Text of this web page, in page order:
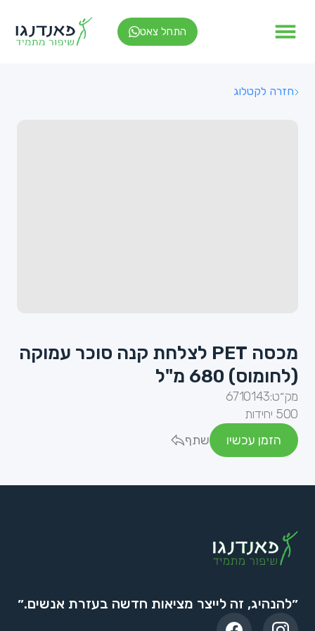
התחל צאט
חזרה לקטלוג
מכסה PET לצלחת קנה סוכר עמוקה
(לחומוס) 680 מ"ל
מק״ט:6710143
500 יחידות
הזמן עכשיו
שתף
״להנהיג, זה לייצר מציאות חדשה בעזרת אנשים.״